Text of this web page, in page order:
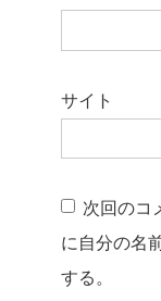
サイト
次回のコ
に自分の名
する。